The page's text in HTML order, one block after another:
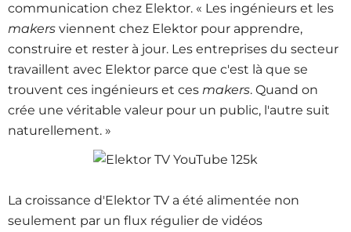
communication chez Elektor. « Les ingénieurs et les
makers viennent chez Elektor pour apprendre,
construire et rester à jour. Les entreprises du secteur
travaillent avec Elektor parce que c'est là que se
trouvent ces ingénieurs et ces makers. Quand on
crée une véritable valeur pour un public, l'autre suit
naturellement. »
La croissance d'Elektor TV a été alimentée non
seulement par un flux régulier de vidéos